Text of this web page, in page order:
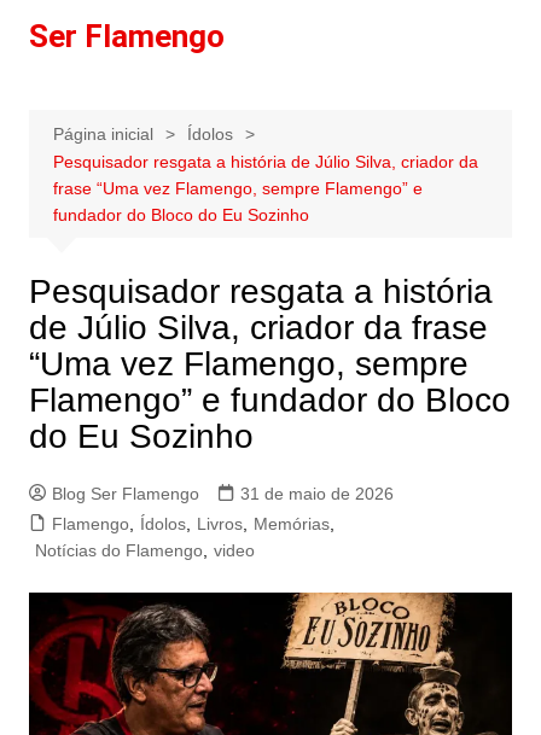
paraSer Flamengo
Página inicial
Ídolos
Pesquisador resgata a história de Júlio Silva, criador da
frase “Uma vez Flamengo, sempre Flamengo” e
fundador do Bloco do Eu Sozinho
Pesquisador resgata a história
de Júlio Silva, criador da frase
“Uma vez Flamengo, sempre
Flamengo” e fundador do Bloco
do Eu Sozinho
Blog Ser Flamengo
31 de maio de 2026
Flamengo, Ídolos, Livros, Memórias,
Notícias do Flamengo, video